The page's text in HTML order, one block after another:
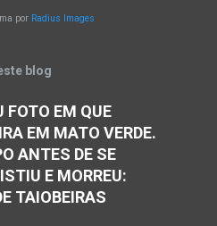
Cardoso e Jaíba. Uma
acerca desse acidente. A 3ª
para realizar os serviços de
serão anexados ao Inquérito
com informações da polícia,
no sentido Matias Cardoso
foi em trecho distante
por Radius Images
blog
FOTO EM QUE
EM MATO VERDE.
ANTES DE SE
E MORREU:
TAIOBEIRAS